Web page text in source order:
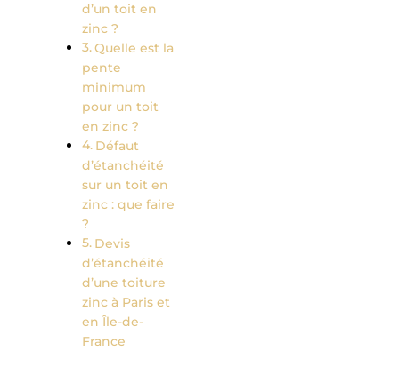
d’un toit en
zinc ?
Quelle est la
pente
minimum
pour un toit
en zinc ?
Défaut
d’étanchéité
sur un toit en
zinc : que faire
?
Devis
d’étanchéité
d’une toiture
zinc à Paris et
en Île-de-
France